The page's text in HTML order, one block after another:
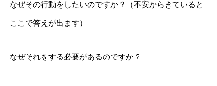
なぜその行動をしたいのですか？（不安からきていると
ここで答えが出ます）
なぜそれをする必要があるのですか？